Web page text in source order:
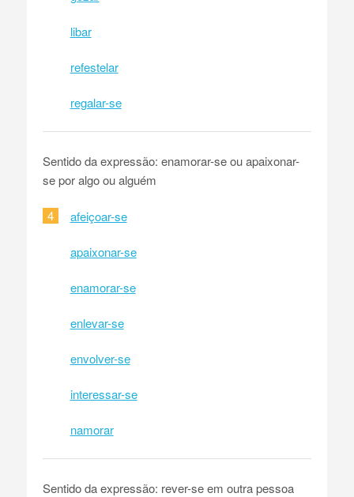
libar
refestelar
regalar-se
Sentido da expressão: enamorar-se ou apaixonar-
se por algo ou alguém
4 afeiçoar-se
apaixonar-se
enamorar-se
enlevar-se
envolver-se
interessar-se
namorar
Sentido da expressão: rever-se em outra pessoa